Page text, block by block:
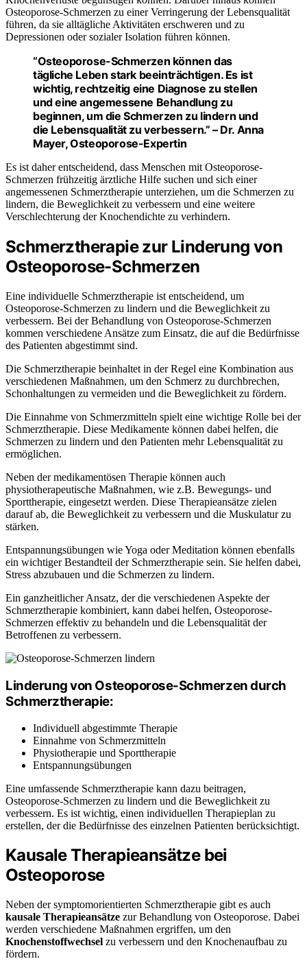
Osteoporose-Schmerzen zu einer Verringerung der Lebensqualität
führen, da sie alltägliche Aktivitäten erschweren und zu
Depressionen oder sozialer Isolation führen können.
“Osteoporose-Schmerzen können das
tägliche Leben stark beeinträchtigen. Es ist
wichtig, rechtzeitig eine Diagnose zu stellen
und eine angemessene Behandlung zu
beginnen, um die Schmerzen zu lindern und
die Lebensqualität zu verbessern.” – Dr. Anna
Mayer, Osteoporose-Expertin
Es ist daher entscheidend, dass Menschen mit Osteoporose-
Schmerzen frühzeitig ärztliche Hilfe suchen und sich einer
angemessenen Schmerztherapie unterziehen, um die Schmerzen zu
lindern, die Beweglichkeit zu verbessern und eine weitere
Verschlechterung der Knochendichte zu verhindern.
Schmerztherapie zur Linderung von
Osteoporose-Schmerzen
Eine individuelle Schmerztherapie ist entscheidend, um
Osteoporose-Schmerzen zu lindern und die Beweglichkeit zu
verbessern. Bei der Behandlung von Osteoporose-Schmerzen
kommen verschiedene Ansätze zum Einsatz, die auf die Bedürfnisse
des Patienten abgestimmt sind.
Die Schmerztherapie beinhaltet in der Regel eine Kombination aus
verschiedenen Maßnahmen, um den Schmerz zu durchbrechen,
Schonhaltungen zu vermeiden und die Beweglichkeit zu fördern.
Die Einnahme von Schmerzmitteln spielt eine wichtige Rolle bei der
Schmerztherapie. Diese Medikamente können dabei helfen, die
Schmerzen zu lindern und den Patienten mehr Lebensqualität zu
ermöglichen.
Neben der medikamentösen Therapie können auch
physiotherapeutische Maßnahmen, wie z.B. Bewegungs- und
Sporttherapie, eingesetzt werden. Diese Therapieansätze zielen
darauf ab, die Beweglichkeit zu verbessern und die Muskulatur zu
stärken.
Entspannungsübungen wie Yoga oder Meditation können ebenfalls
ein wichtiger Bestandteil der Schmerztherapie sein. Sie helfen dabei,
Stress abzubauen und die Schmerzen zu lindern.
Ein ganzheitlicher Ansatz, der die verschiedenen Aspekte der
Schmerztherapie kombiniert, kann dabei helfen, Osteoporose-
Schmerzen effektiv zu behandeln und die Lebensqualität der
Betroffenen zu verbessern.
Linderung von Osteoporose-Schmerzen durch
Schmerztherapie:
Individuell abgestimmte Therapie
Einnahme von Schmerzmitteln
Physiotherapie und Sporttherapie
Entspannungsübungen
Eine umfassende Schmerztherapie kann dazu beitragen,
Osteoporose-Schmerzen zu lindern und die Beweglichkeit zu
verbessern. Es ist wichtig, einen individuellen Therapieplan zu
erstellen, der die Bedürfnisse des einzelnen Patienten berücksichtigt.
Kausale Therapieansätze bei
Osteoporose
Neben der symptomorientierten Schmerztherapie gibt es auch
kausale Therapieansätze zur Behandlung von Osteoporose. Dabei
werden verschiedene Maßnahmen ergriffen, um den
Knochenstoffwechsel zu verbessern und den Knochenaufbau zu
fördern.